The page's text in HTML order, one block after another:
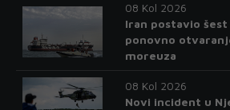
08 Kol 2026
Iran postavio
ponovno
moreuza
08 Kol 2026
Novi incident u